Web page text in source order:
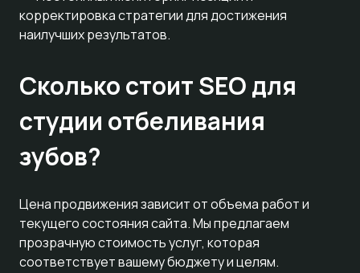
корректировка стратегии для достижения
наилучших результатов.
Сколько стоит SEO для
студии отбеливания
зубов?
Цена продвижения зависит от объема работ и
текущего состояния сайта. Мы предлагаем
прозрачную стоимость услуг, которая
соответствует вашему бюджету и целям.